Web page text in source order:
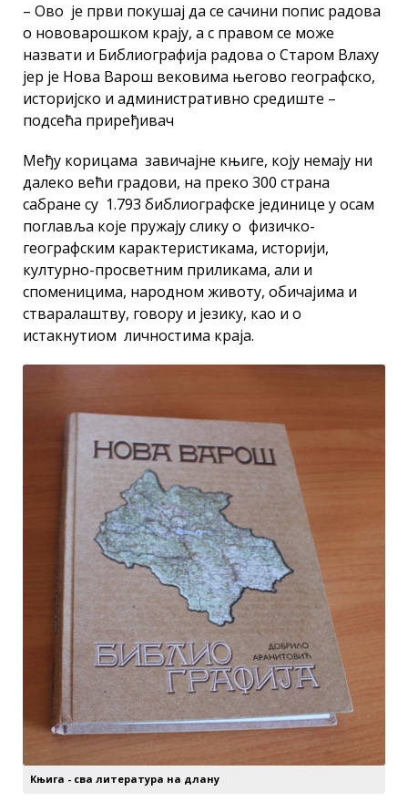
– Ово је први покушај да се сачини попис радова
о нововарошком крају, а с правом се може
назвати и Библиографија радова о Старом Влаху
јер је Нова Варош вековима његово географско,
историјско и административно средиште –
подсећа приређивач
Међу корицама завичајне књиге, коју немају ни
далеко већи градови, на преко 300 страна
сабране су 1.793 библиографске јединице у осам
поглавља које пружају слику о физичко-
географским карактеристикама, историји,
културно-просветним приликама, али и
споменицима, народном животу, обичајима и
стваралаштву, говору и језику, као и о
истакнутиом личностима краја.
Књига - сва литература на длану